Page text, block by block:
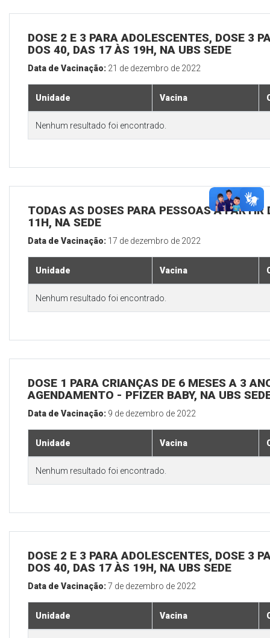
DOSE 2 E 3 PARA ADOLESCENTES, DOSE 3
DOS 40, DAS 17 ÀS 19H, NA UBS SEDE
Data de Vacinação: 21 de dezembro de 2022
Unidade Vacina
Nenhum resultado foi encontrado.
TODAS AS DOSES PARA PESSOAS A
11H, NA SEDE
Data de Vacinação: 17 de dezembro de 2022
Unidade Vacina
Nenhum resultado foi encontrado.
DOSE 1 PARA CRIANÇAS DE 6 MESES A 3
AGENDAMENTO - PFIZER BABY, NA UBS
Data de Vacinação: 9 de dezembro de 2022
Unidade Vacina
Nenhum resultado foi encontrado.
DOSE 2 E 3 PARA ADOLESCENTES, DOSE 3
DOS 40, DAS 17 ÀS 19H, NA UBS SEDE
Data de Vacinação:7 de dezembro de 2022
Unidade Vacina